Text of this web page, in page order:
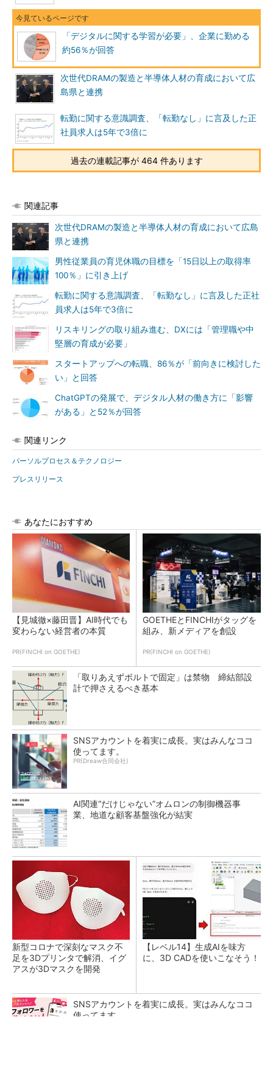
「デジタルに関する学習が必要」、企業に勤める
約56％が回答
次世代DRAMの製造と半導体人材の育成において広
島県と連携
転勤に関する意識調査、「転勤なし」に言及した正
社員求人は5年で3倍に
過去の連載記事が 464 件あります
関連記事
次世代DRAMの製造と半導体人材の育成において広島
県と連携
男性従業員の育児休職の目標を「15日以上の取得率
100％」に引き上げ
転勤に関する意識調査、「転勤なし」に言及した正社
員求人は5年で3倍に
リスキリングの取り組み進む、DXには「管理職や中
堅層の育成が必要」
スタートアップへの転職、86％が「前向きに検討した
い」と回答
ChatGPTの発展で、デジタル人材の働き方に「影響
がある」と52％が回答
関連リンク
パーソルプロセス＆テクノロジー
プレスリリース
あなたにおすすめ
【見城徹×藤田晋】AI時代でも
変わらない経営者の本質
PR(FINCHI on GOETHE)
GOETHEとFINCHIがタッグを
組み、新メディアを創設
PR(FINCHI on GOETHE)
「取りあえずボルトで固定」は禁物 締結部設
計で押さえるべき基本
SNSアカウントを着実に成長。実はみんなココ
使ってます。
PR(Dreaw合同会社)
AI関連“だけじゃない”オムロンの制御機器事
業、地道な顧客基盤強化が結実
新型コロナで深刻なマスク不
足を3Dプリンタで解消、イグ
アスが3Dマスクを開発
【レベル14】生成AIを味方
に、3D CADを使いこなそう！
SNSアカウントを着実に成長。実はみんなココ
使ってます。